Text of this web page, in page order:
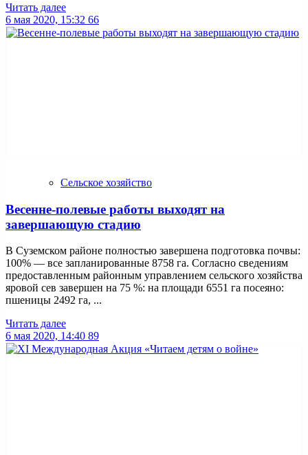
Читать далее
6 мая 2020, 15:32 66
Сельское хозяйство
Весенне-полевые работы выходят на
завершающую стадию
В Суземском районе полностью завершена подготовка почвы:
100% — все запланированные 8758 га. Согласно сведениям
предоставленным районным управлением сельского хозяйства
яровой сев завершен на 75 %: на площади 6551 га посеяно:
пшеницы 2492 га, ...
Читать далее
6 мая 2020, 14:40 89